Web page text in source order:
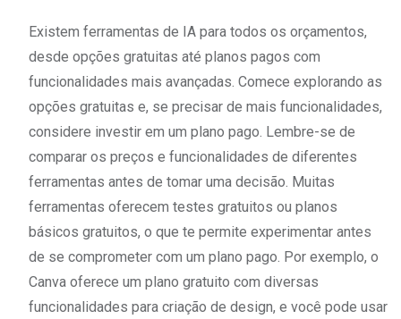
Existem ferramentas de IA para todos os orçamentos,
desde opções gratuitas até planos pagos com
funcionalidades mais avançadas. Comece explorando as
opções gratuitas e, se precisar de mais funcionalidades,
considere investir em um plano pago. Lembre-se de
comparar os preços e funcionalidades de diferentes
ferramentas antes de tomar uma decisão. Muitas
ferramentas oferecem testes gratuitos ou planos
básicos gratuitos, o que te permite experimentar antes
de se comprometer com um plano pago. Por exemplo, o
Canva oferece um plano gratuito com diversas
funcionalidades para criação de design, e você pode usar